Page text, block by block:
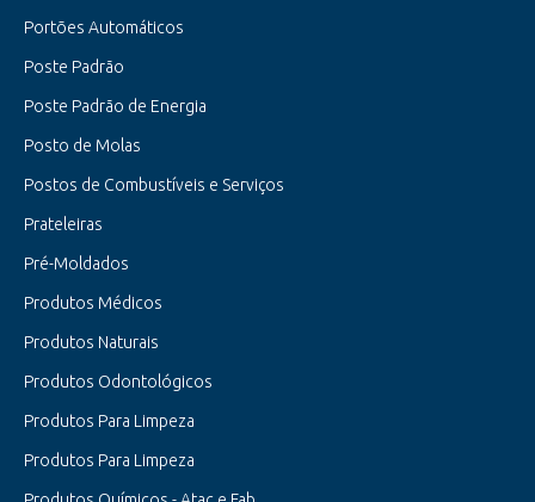
Portões Automáticos
Poste Padrão
Poste Padrão de Energia
Posto de Molas
Postos de Combustíveis e Serviços
Prateleiras
Pré-Moldados
Produtos Médicos
Produtos Naturais
Produtos Odontológicos
Produtos Para Limpeza
Produtos Para Limpeza